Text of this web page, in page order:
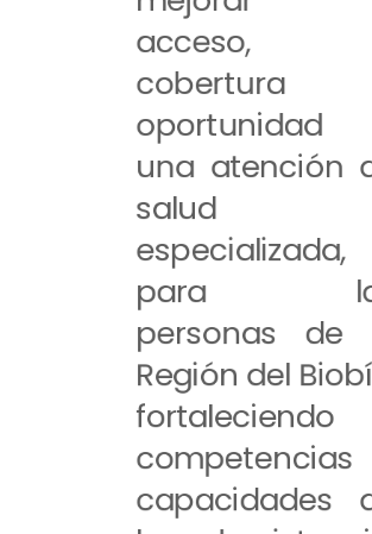
acceso,
cobertura
oportunidad
una atención
salud
especializada,
para
personas de
Región del
fortaleciendo
capacidades